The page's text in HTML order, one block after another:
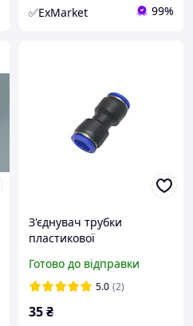
✅ExMarket 99%
З'єднувач трубки
пластикової
Airkraft
Готово до відправки
5.0 (2)
35₴